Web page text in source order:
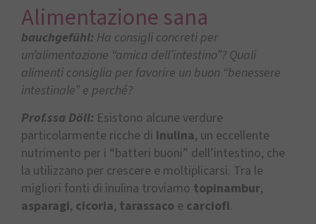
Alimentazione sana
bauchgefühl: Ha consigli concreti per
un’alimentazione “amica dell’intestino”? Quali
alimenti consiglia per favorire un buon “benessere
intestinale” e perché?
Prof.ssa Döll: Esistono alcune verdure
particolarmente ricche di inulina, un eccellente
nutrimento per i “batteri buoni” dell’intestino, che
la utilizzano per crescere e moltiplicarsi. Tra le
migliori fonti di inulina troviamo topinambur,
asparagi, cicoria, tarassaco e carciofi.